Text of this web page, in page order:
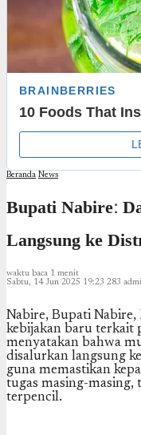
Beranda News
Bupati Nabire:
Langsung ke
waktu baca 1 menit
Sabtu, 14 Jun 2025 19:23 283
Nabire, Bupati Nabire,
kebijakan baru terkait
menyatakan bahwa
disalurkan langsung
guna memastikan
tugas masing-masing,
terpencil.